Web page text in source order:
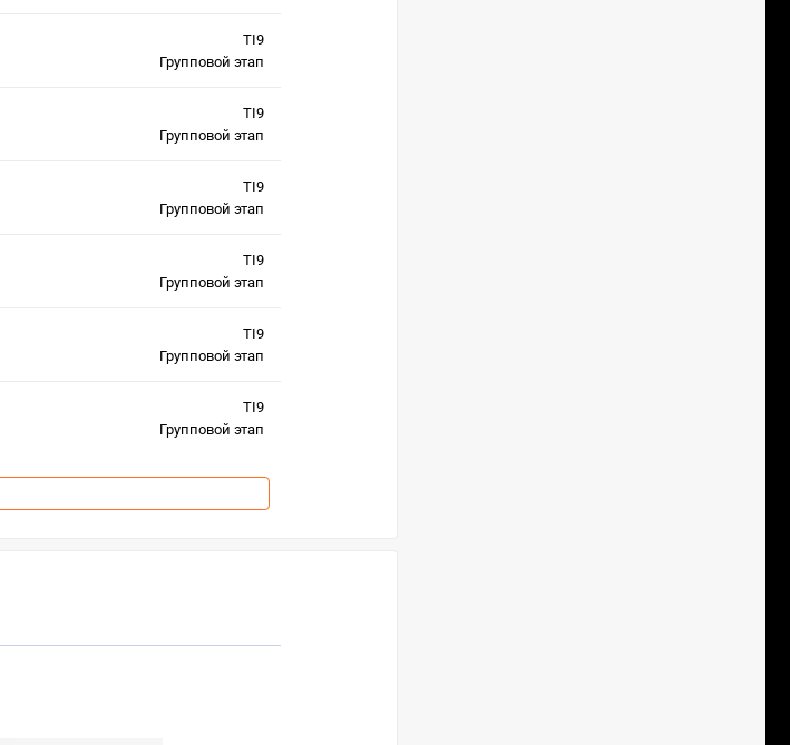
TI9
Групповой этап
TI9
Групповой этап
TI9
Групповой этап
TI9
Групповой этап
TI9
Групповой этап
TI9
Групповой этап